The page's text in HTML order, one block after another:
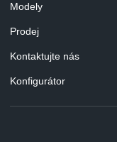
Modely
Prodej
Kontaktujte nás
Konfigurátor